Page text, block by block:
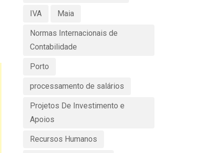
IVA Maia
Normas Internacionais de
Contabilidade
Porto
processamento de salários
Projetos De Investimento e
Apoios
Recursos Humanos